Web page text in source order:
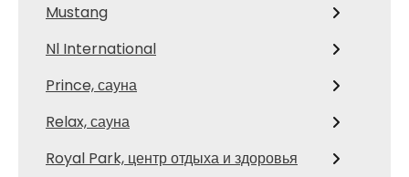
Mustang
Nl International
Prince, сауна
Relax, сауна
Royal Park, центр отдыха и здоровья